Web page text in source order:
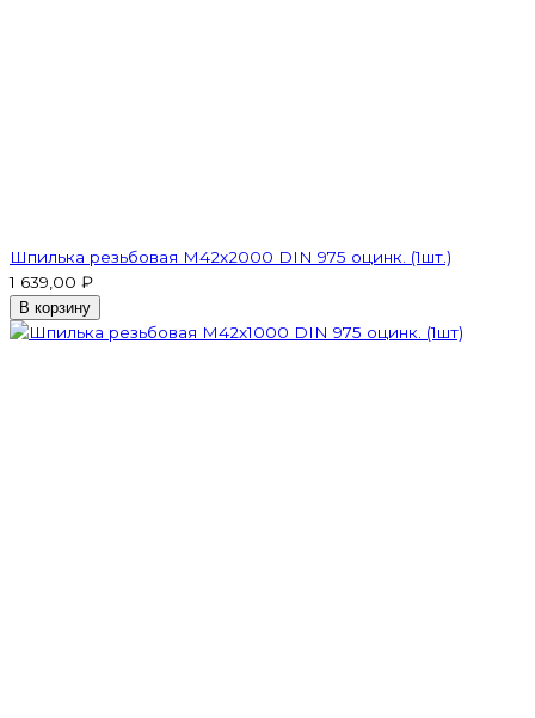
Шпилька резьбовая M42x2000 DIN 975 оцинк. (1шт.)
1 639,00 ₽
В корзину